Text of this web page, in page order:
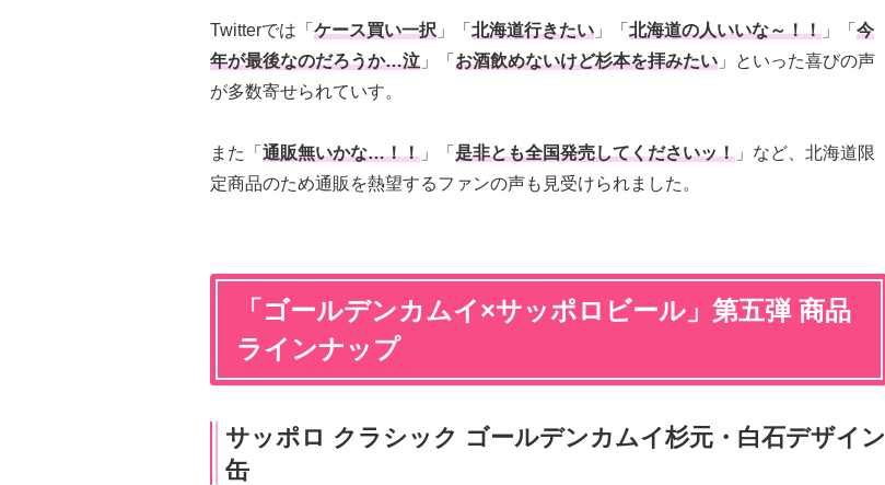
Twitterでは「 ケース買い一択 」「 北海道行きたい 」「 北海道の人いいな～！！ 」「 今
年が最後なのだろうか…泣 」「 お酒飲めないけど杉本を拝みたい 」といった喜びの声
が多数寄せられていす。
また「 通販無いかな…！！ 」「 是非とも全国発売してくださいッ！ 」など、北海道限
定商品のため通販を熱望するファンの声も見受けられました。
「ゴールデンカムイ×サッポロビール」第五弾 商品
ラインナップ
サッポロ クラシック ゴールデンカムイ杉元・白石デザイン
缶